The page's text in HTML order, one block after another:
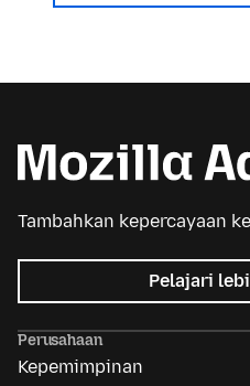
Tambahkan kepercayaan
Pelajari
Perusahaan
Kepemimpinan